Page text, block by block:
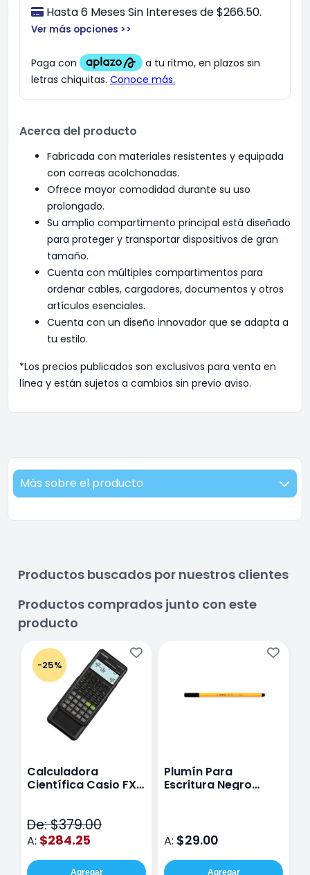
Hasta 6 Meses Sin Intereses de $266.50.
Ver más opciones >>
Acerca del producto
Fabricada con materiales resistentes y equipada
con correas acolchonadas.
Ofrece mayor comodidad durante su uso
prolongado.
Su amplio compartimento principal está diseñado
para proteger y transportar dispositivos de gran
tamaño.
Cuenta con múltiples compartimentos para
ordenar cables, cargadores, documentos y otros
artículos esenciales.
Cuenta con un diseño innovador que se adapta a
tu estilo.
*Los precios publicados son exclusivos para venta en
línea y están sujetos a cambios sin previo aviso.
Más sobre el producto
Productos buscados por nuestros clientes
Productos comprados junto con este
producto
-25%
Calculadora
Científica Casio FX-
De: $379.00
A: $284.25
Agregar
Plumín Para
Escritura Negro
A: $29.00
Agregar